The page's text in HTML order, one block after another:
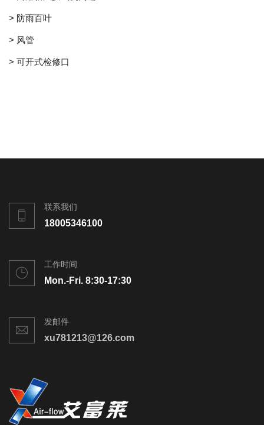
> 防雨百叶
> 风管
> 可开式检修口
联系我们
18005346100
工作时间
Mon.-Fri. 8:30-17:30
发邮件
xu781213@126.com